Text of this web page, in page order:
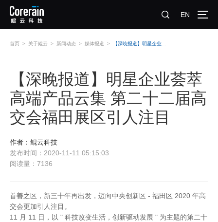
EN
首页 > 关于鲲云 > 新闻动态 > 媒体报道 >
【深晚报道】明星企业荟萃
高端产品云集 第二十二届高
交会福田展区引人注目
作者：鲲云科技
发布时间：2020-11-11 05:15:03
阅读量：7136
首善之区，新三十年再出发，迈向中央创新区 - 福田区 2020 年高
交会更加引人注目。
11 月 11 日，以 " 科技改变生活，创新驱动发展 " 为主题的第二十